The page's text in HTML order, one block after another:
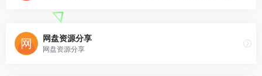
网盘资源分享
网盘资源分享